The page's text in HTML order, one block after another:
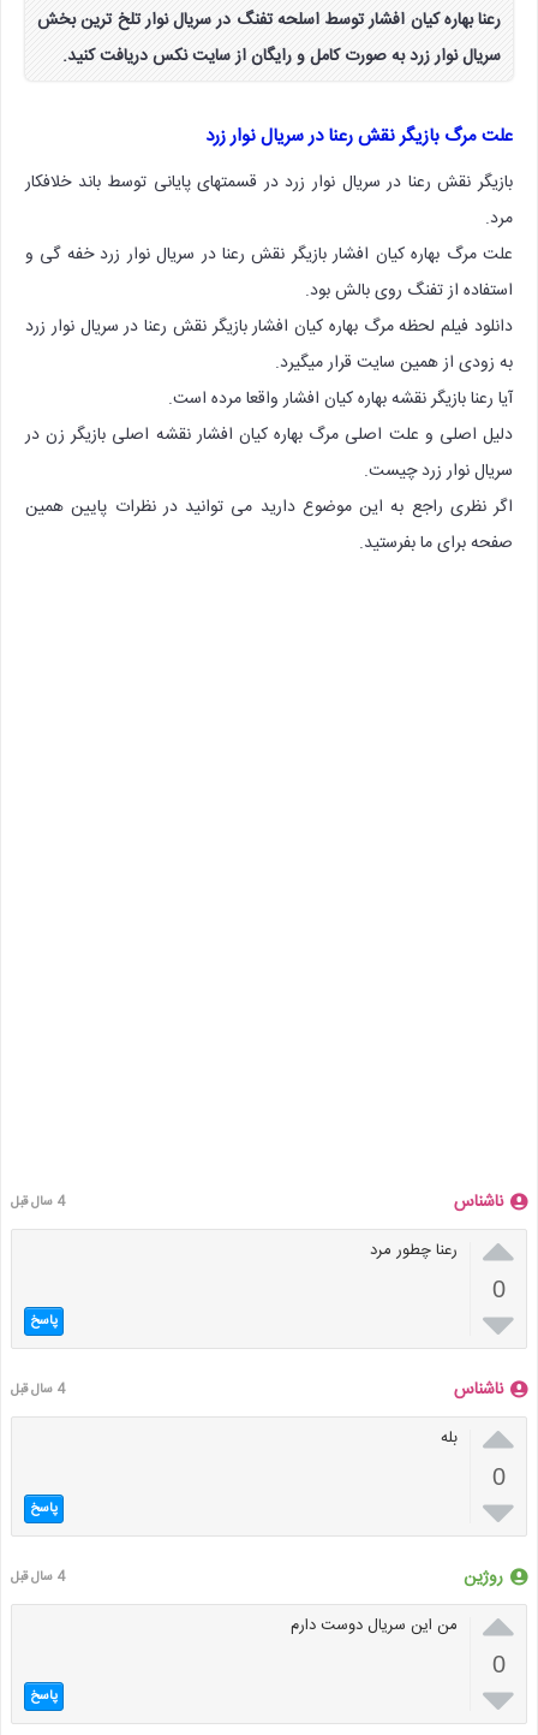
رعنا بهاره کیان افشار توسط اسلحه تفنگ در سریال نوار تلخ ترین بخش
سریال نوار زرد به صورت کامل و رایگان از سایت نکس دریافت کنید.
علت مرگ بازیگر نقش رعنا در سریال نوار زرد
بازیگر نقش رعنا در سریال نوار زرد در قسمتهای پایانی توسط باند خلافکار
مرد.
علت مرگ بهاره کیان افشار بازیگر نقش رعنا در سریال نوار زرد خفه گی و
استفاده از تفنگ روی بالش بود.
دانلود فیلم لحظه مرگ بهاره کیان افشار بازیگر نقش رعنا در سریال نوار زرد
به زودی از همین سایت قرار میگیرد.
آیا رعنا بازیگر نقشه بهاره کیان افشار واقعا مرده است.
دلیل اصلی و علت اصلی مرگ بهاره کیان افشار نقشه اصلی بازیگر زن در
سریال نوار زرد چیست.
اگر نظری راجع به این موضوع دارید می توانید در نظرات پایین همین
صفحه برای ما بفرستید.
ناشناس 4 سال قبل

0

رعنا چطور مرد
پاسخ
ناشناس 4 سال قبل

0

بله
پاسخ
روژین 4 سال قبل

0

من این سریال دوست دارم
پاسخ